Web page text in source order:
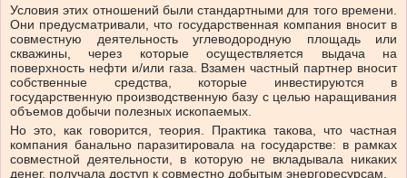
Условия этих отношений были стандартными для того времени.
Они предусматривали, что государственная компания вносит в
совместную деятельность углеводородную площадь или
скважины, через которые осуществляется выдача на
поверхность нефти и/или газа. Взамен частный партнер вносит
собственные средства, которые инвестируются в
государственную производственную базу с целью наращивания
объемов добычи полезных ископаемых.
Но это, как говорится, теория. Практика такова, что частная
компания банально паразитировала на государстве: в рамках
совместной деятельности, в которую не вкладывала никаких
денег, получала доступ к совместно добытым энергоресурсам.